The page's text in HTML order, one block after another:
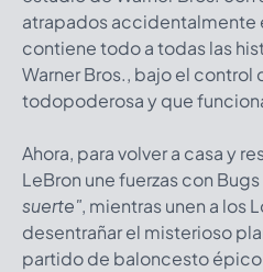
atrapados accidentalmente
contiene todo a todas las
Warner Bros., bajo el control
todopoderosa y que
Ahora, para volver a casa y
LeBron une fuerzas con Bugs
suerte", mientras unen a los
desentrañar el misterioso
partido de baloncesto épico